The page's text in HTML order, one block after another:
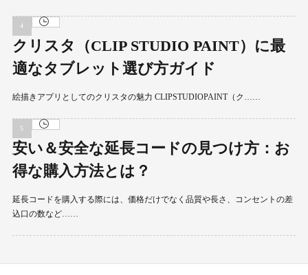
クリスタ（CLIP STUDIO PAINT）に最
適なタブレット選び方ガイド
絵描きアプリとしてのクリスタの魅力 CLIPSTUDIOPAINT（ク……
安い＆安全な延長コードの見つけ方：お
得な購入方法とは？
延長コードを購入する際には、価格だけでなく品質や長さ、コンセントの差
込口の数など……